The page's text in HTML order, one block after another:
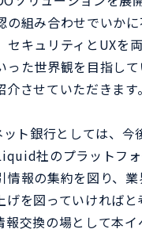
の組み合わせでいか
セキュリティとUXを
った世界観を目指し
させていただきます。
ト銀行としては、今
社のプラットフ
情報の集約を図り、業
げを図っていければと
報交換の場として本